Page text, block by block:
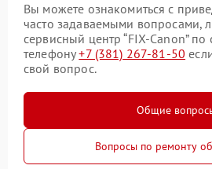
Вы можете ознакомиться с
часто задаваемыми вопросами,
сервисный центр “FIX-Canon”
телефону+7 (381) 267-81-50
свой вопрос.
Общие
Вопросы по ремонту